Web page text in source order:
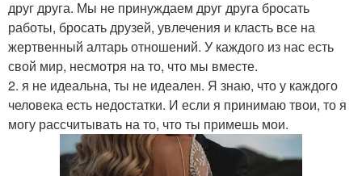
друг друга. Мы не принуждаем друг друга бросать
работы, бросать друзей, увлечения и класть все на
жертвенный алтарь отношений. У каждого из нас есть
свой мир, несмотря на то, что мы вместе.
2. я не идеальна, ты не идеален. Я знаю, что у каждого
человека есть недостатки. И если я принимаю твои, то я
могу рассчитывать на то, что ты примешь мои.